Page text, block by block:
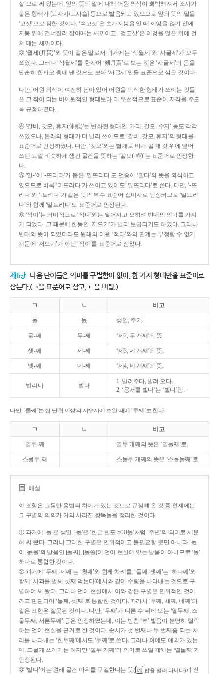
샅’으로 써 왔는데, 앞의 뜻의 말에 대해 어원 의식이 희박해져서 조사가
붙은 형태가 [고사시/고사슬] 등으로 발음되고 있으므로 앞의 뜻의 말을
‘고삿’으로 정한 것이다. ‘속고삿’은 초가지붕을 일 때 이엉을 얹기 전에
지붕 위에 건너질러 잡아매는 새끼이고, ‘겉고삿’은 이엉을 얹은 위에 걸
쳐 매는 새끼이다.
③ ‘월세(月貰)’와 뜻이 같은 말로서 과거에는 ‘삭월세’와 ‘사글세’가 모두
쓰였다. 그러나 ‘삭월세’를 한자어 ‘朔月貰’로 보는 것은 ‘사글세’의 음을
단순히 한자로 흉내 낸 것으로 보아 ‘사글세’만을 표준으로 삼은 것이다.
다만, 어원 의식이 여전히 남아 있어 어원을 의식한 형태가 쓰이는 것들
은 그 짝이 되는 비어원적인 형태보다 더 우선적으로 표준어 자격을 주도
록 규정하였다.
④ ‘갈비, 갓모, 휴지(休紙)’는 변화된 형태인 ‘가리, 갈모, 수지’ 등도 각각
쓰였으나, 본래의 형태가 더 널리 쓰이므로 ‘갈비, 갓모, 휴지’의 형태를
표준어로 인정하였다. 다만, ‘갓모’와는 별개로 비가 올 때 갓 위에 덮어
쓰던 고깔 비슷하게 생긴 물건을 뜻하는 ‘갈모(-帽)’는 표준어로 인정한
다.
⑤ ‘밀-’에 ‘-뜨리다’가 붙은 ‘밀뜨리다’도 언중이 ‘밀다’의 뜻을 의식하고
있으므로 비록 ‘미뜨리다’가 쓰이고 있어도 ‘밀뜨리다’로 쓴다. 다만, ‘-뜨
리다’와 ‘-트리다’가 같은 뜻의 복수 표준어 접미사로 인정되므로 ‘밀뜨리
다’와 함께 ‘밀트리다’도 표준어로 인정된다.
⑥ ‘적이’는 의미적으로 ‘적다’와는 멀어지고 오히려 반대의 의미를 가지
게 되었다. 그 때문에 한동안 ‘저으기’가 널리 보급되기도 하였다. 그러나
반대의 뜻이 되었더라도 원래의 어원 ‘적다’와의 관계는 부정할 수 없기
때문에 ‘저으기’가 아닌 ‘적이’를 표준어로 삼았다.
제6항 다음 단어들은 의미를 구별함이 없이, 한 가지 형태만을 표준어로
삼는다.(ㄱ을 표준어로 삼고, ㄴ을 버림.)
ㄱ ㄴ 비고
돌 돐 생일, 주기.
둘-째 두-째 ‘제2, 두 개째’의 뜻.
셋-째 세-째 ‘제3, 세 개째’의 뜻.
넷-째 네-째 ‘제4, 네 개째’의 뜻.
빌리다 빌다
1. 빌려주다, 빌려 오다.
2. ‘용서를 빌다’는 ‘빌다’임.
다만, ‘둘째’는 십 단위 이상의 서수사에 쓰일 때에 ‘두째’로 한다.
ㄱ ㄴ 비고
열두-째 열두 개째의 뜻은 ‘열둘째’로.
스물두-째 스물두 개째의 뜻은 ‘스물둘째’로.
해설
이 조항은 그동안 용법의 차이가 있는 것으로 규정해 온 것 중 현재에는
그 구별의 의의가 거의 사라진 항목들을 정리한 것이다.
① 과거에 ‘돌’은 생일, ‘돐’은 ‘한글 반포 500돐’처럼 ‘주년’의 의미로 세분
해 써 왔다. 그러나 그러한 구별은 인위적이고 불필요할 뿐만 아니라 ‘돐
이, 돐을’의 발음인 [돌씨], [돌쓸]이 언어 현실에 있는 발음이 아니므로 ‘돌’
하나로 통합한 것이다.
② 과거에 ‘두째, 세째’는 ‘첫째’와 함께 차례를, ‘둘째, 셋째’는 ‘하나째’와
함께 ‘사과를 벌써 셋째 먹는다’에서와 같이 수량을 나타내는 것으로 구
별하여 써 왔다. 그러나 언어 현실에서 이와 같은 구별은 인위적인 것이
라고 판단되어 ‘둘째, 셋째’로 통합한 것이다. 따라서 ‘두째, 세째, 네째’와
같은 표현은 잘못된 것이다. 다만, ‘두째’가 다른 수 뒤에 오는 ‘열두째, 스
물두째, 서른두째’ 등은 인정하였는데, 이는 받침 ‘ㄹ’ 발음이 분명히 탈락
하는 언어 현실을 근거로 한 것이다. 순서가 첫 번째나 두 번째쯤 되는 차
례를 나타내는 ‘한두째’에서도 ‘두째’로 쓴다. 그러나 이에도 예외가 있는
데, 드물게 쓰이기는 하지만 ‘열두 개째’의 의미로 쓰일 때에는 ‘열둘째’가
인정된다.
③ ‘빌다’에는 원래 물건 따위를 구걸한다는 뜻( 예 밥을 빌러 다니다)과 신